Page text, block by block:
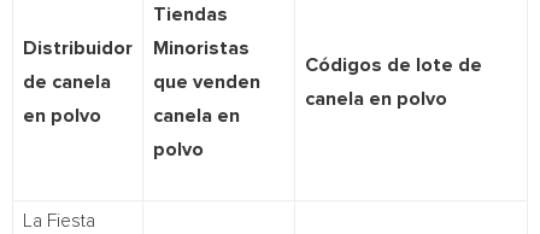
Distribuidor
de canela
en polvo
Tiendas
Minoristas
que venden
canela en
polvo
Códigos de lote de
canela en polvo
La Fiesta